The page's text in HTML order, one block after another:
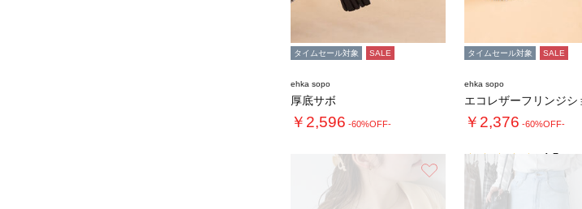
タイムセール対象 SALE
ehka sopo
厚底サボ
￥2,596 -60%OFF-
タイムセール対象 SALE
ehka sopo
￥2,376 -60%OFF-
4.5 （2）
お気に入り